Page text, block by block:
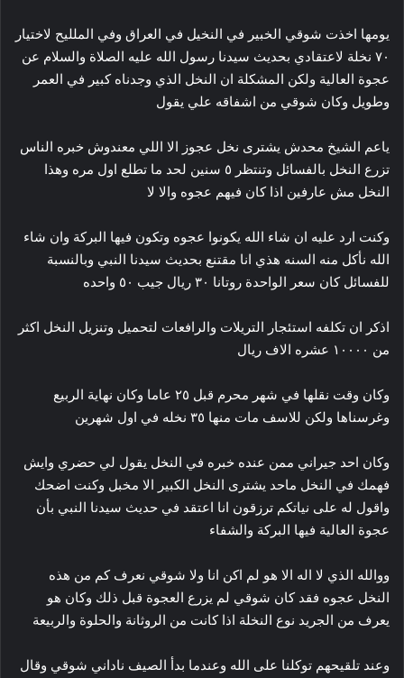
يومها اخذت شوقي الخبير في النخيل في العراق وفي الملليح لاختيار
٧٠ نخلة لاعتقادي بحديث سيدنا رسول الله عليه الصلاة والسلام عن
عجوة العالية ولكن المشكلة ان النخل الذي وجدناه كبير في العمر
وطويل وكان شوقي من اشفاقه علي يقول
ياعم الشيخ محدش يشترى نخل عجوز الا اللي معندوش خبره الناس
تزرع النخل بالفسائل وتنتظر ٥ سنين لحد ما تطلع اول مره وهذا
النخل مش عارفين اذا كان فيهم عجوه والا لا
وكنت ارد عليه ان شاء الله يكونوا عجوه وتكون فيها البركة وان شاء
الله نأكل منه السنه هذي انا مقتنع بحديث سيدنا النبي وبالنسبة
للفسائل كان سعر الواحدة روتانا ٣٠ ريال جيب ٥٠ واحده
اذكر ان تكلفه استئجار التريلات والرافعات لتحميل وتنزيل النخل اكثر
من ١٠٠٠٠ عشره الاف ريال
وكان وقت نقلها في شهر محرم قبل ٢٥ عاما وكان نهاية الربيع
وغرسناها ولكن للاسف مات منها ٣٥ نخله في اول شهرين
وكان احد جيراني ممن عنده خبره في النخل يقول لي حضري وايش
فهمك في النخل ماحد يشترى النخل الكبير الا مخبل وكنت اضحك
واقول له على نياتكم ترزقون انا اعتقد في حديث سيدنا النبي بأن
عجوة العالية فيها البركة والشفاء
ووالله الذي لا اله الا هو لم اكن انا ولا شوقي نعرف كم من هذه
النخل عجوه فقد كان شوقي لم يزرع العجوة قبل ذلك وكان هو
يعرف من الجريد نوع النخلة اذا كانت من الروثانة والحلوة والربيعة
وعند تلقيحهم توكلنا على الله وعندما بدأ الصيف ناداني شوقي وقال